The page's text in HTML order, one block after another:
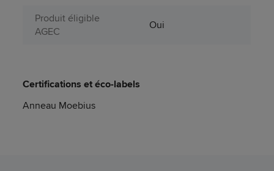
Produit éligible
AGEC
Oui
Certifications et éco-labels
Anneau Moebius